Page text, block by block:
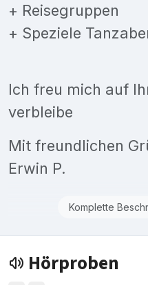
+ Reisegruppen
+ Speziele
Ich freu mich auf
verbleibe
Mit freundlichen
Erwin P.
Komplette
Hörproben